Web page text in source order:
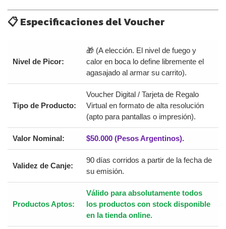
📋 Especificaciones del Voucher
Nivel de Picor:
🎁 (A elección. El nivel de fuego y
calor en boca lo define libremente el
agasajado al armar su carrito).
Tipo de Producto:
Voucher Digital / Tarjeta de Regalo
Virtual en formato de alta resolución
(apto para pantallas o impresión).
Valor Nominal: $50.000 (Pesos Argentinos).
Validez de Canje:
90 días corridos a partir de la fecha de
su emisión.
Productos Aptos:
Válido para absolutamente todos
los productos con stock disponible
en la tienda online.